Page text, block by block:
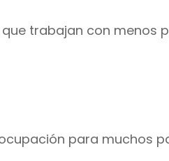
trabajan con menos
para muchos